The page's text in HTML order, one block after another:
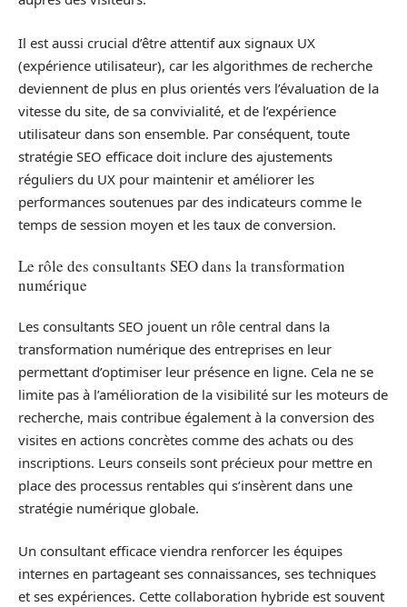
Il est aussi crucial d’être attentif aux signaux UX
(expérience utilisateur), car les algorithmes de recherche
deviennent de plus en plus orientés vers l’évaluation de la
vitesse du site, de sa convivialité, et de l’expérience
utilisateur dans son ensemble. Par conséquent, toute
stratégie SEO efficace doit inclure des ajustements
réguliers du UX pour maintenir et améliorer les
performances soutenues par des indicateurs comme le
temps de session moyen et les taux de conversion.
Le rôle des consultants SEO dans la transformation
numérique
Les consultants SEO jouent un rôle central dans la
transformation numérique des entreprises en leur
permettant d’optimiser leur présence en ligne. Cela ne se
limite pas à l’amélioration de la visibilité sur les moteurs de
recherche, mais contribue également à la conversion des
visites en actions concrètes comme des achats ou des
inscriptions. Leurs conseils sont précieux pour mettre en
place des processus rentables qui s’insèrent dans une
stratégie numérique globale.
Un consultant efficace viendra renforcer les équipes
internes en partageant ses connaissances, ses techniques
et ses expériences. Cette collaboration hybride est souvent